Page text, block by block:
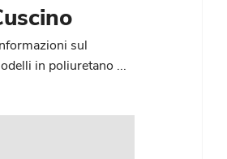
sul
in poliuretano ...